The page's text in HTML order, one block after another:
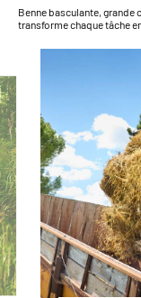
Benne basculante, grande
transforme chaque tâche